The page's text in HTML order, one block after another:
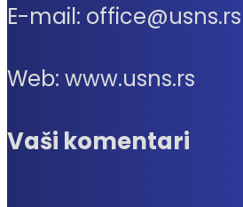
E-mail: office@usns.rs
Web: www.usns.rs
Vaši komentari